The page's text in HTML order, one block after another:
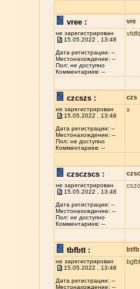
vree : vre
не зарегистрирован
15.05.2022 , 13:48
Дата регистрации: --
Местонахождение: --
Пол: не доступно
Комментариев: --
czcszs : czs
не зарегистрирован
15.05.2022 , 13:48
Дата регистрации: --
Местонахождение: --
Пол: не доступно
Комментариев: --
x
czsczscs :
не зарегистрирован
15.05.2022 , 13:48
Дата регистрации: --
Местонахождение: --
Пол: не доступно
Комментариев: --
tbfbtt :
не зарегистрирован
15.05.2022 , 13:48
Дата регистрации: --
Местонахождение: --